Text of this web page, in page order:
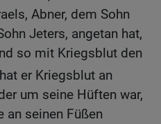
Abner, dem Sohn
Jeters, angetan hat,
so mit Kriegsblut den
er Kriegsblut an
um seine Hüften war,
an seinen Füßen